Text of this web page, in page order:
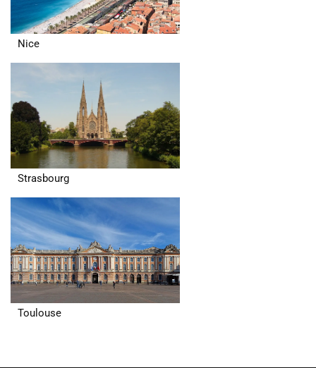
Nice
Strasbourg
Toulouse